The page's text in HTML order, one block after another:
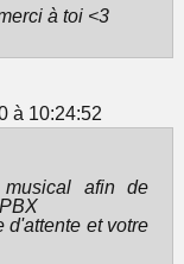
à toi <3
à 10:24:52
musical afin de
d'attente et votre